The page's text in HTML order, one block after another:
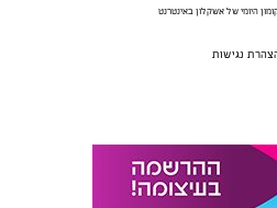
היומי של אשקלון באינטרנט
נגישות